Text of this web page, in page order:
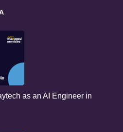
as an AI Engineer in